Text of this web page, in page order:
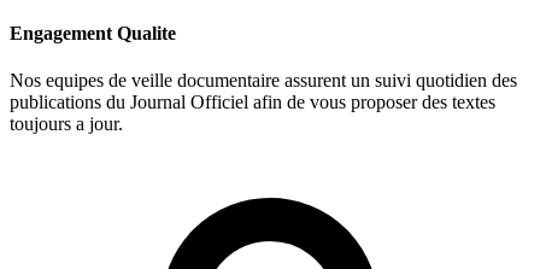
Engagement Qualite
Nos equipes de veille documentaire assurent un suivi quotidien des
publications du Journal Officiel afin de vous proposer des textes
toujours a jour.